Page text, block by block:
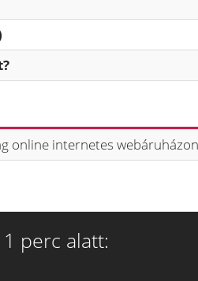
online internetes
perc alatt: